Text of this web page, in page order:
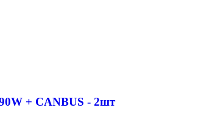
+ CANBUS - 2шт